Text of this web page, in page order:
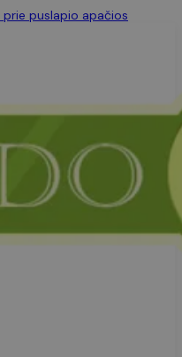
prie puslapio apačios